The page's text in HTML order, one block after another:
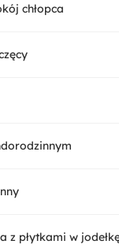
chłopca
z płytkami w